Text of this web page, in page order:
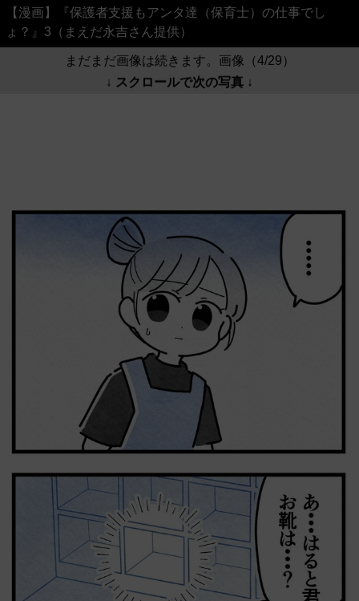
【漫画】『保護者支援もアンタ達（保育士）の仕事でし
ょ？』3（まえだ永吉さん提供）
まだまだ画像は続きます。画像（4/29）
↓ スクロールで次の写真 ↓